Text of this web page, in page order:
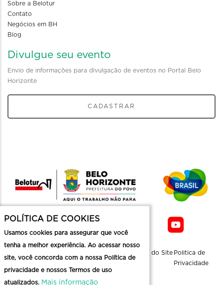
Sobre a Belotur
Contato
Negócios em BH
Blog
Divulgue seu evento
Envio de informações para divulgação de eventos no Portal Belo
Horizonte
CADASTRAR
Mapa do Site Politica de
Privacidade
POLÍTICA DE COOKIES
Usamos cookies para assegurar que você
tenha a melhor experiência. Ao acessar nosso
site, você concorda com a nossa Política de
privacidade e nossos Termos de uso
atualizados. Mais informação